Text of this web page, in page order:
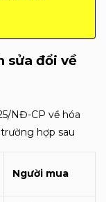
sửa đổi về
NĐ-CP về hóa
hợp sau
Người mua